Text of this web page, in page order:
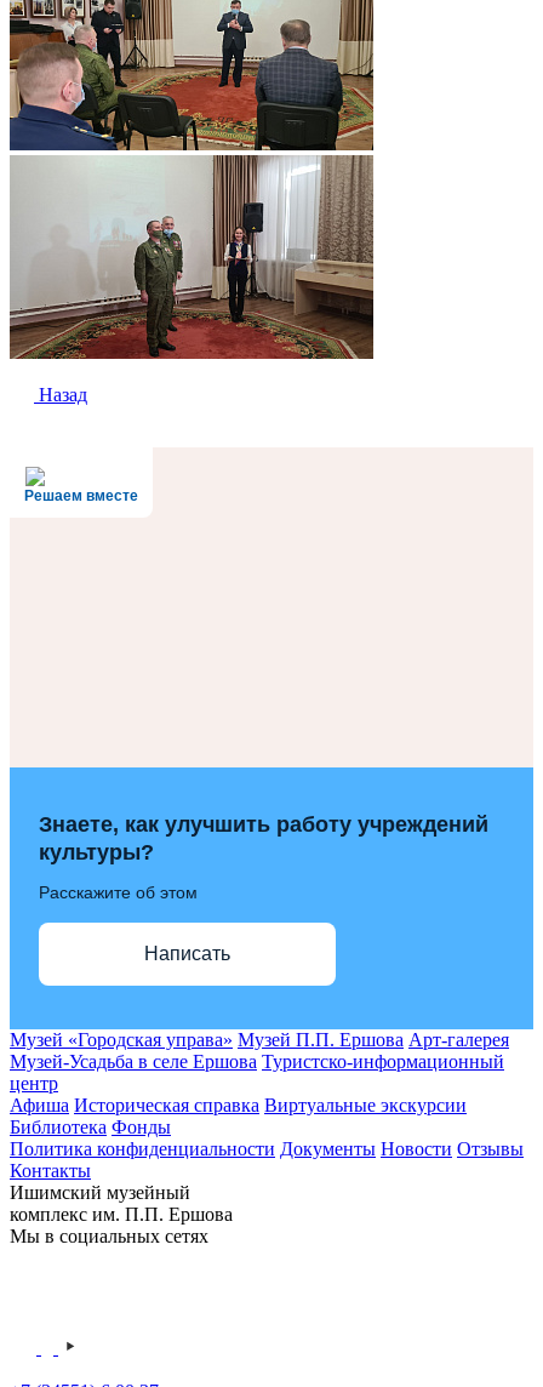
Назад
Решаем вместе
Знаете, как улучшить работу учреждений
культуры?
Расскажите об этом
Написать
Музей «Городская управа» Музей П.П. Ершова Арт-галерея
Музей-Усадьба в селе Ершова Туристско-информационный
центр
Афиша Историческая справка Виртуальные экскурсии
Библиотека Фонды
Политика конфиденциальности Документы Новости Отзывы
Контакты
Ишимский музейный
комплекс им. П.П. Ершова
Мы в социальных сетях